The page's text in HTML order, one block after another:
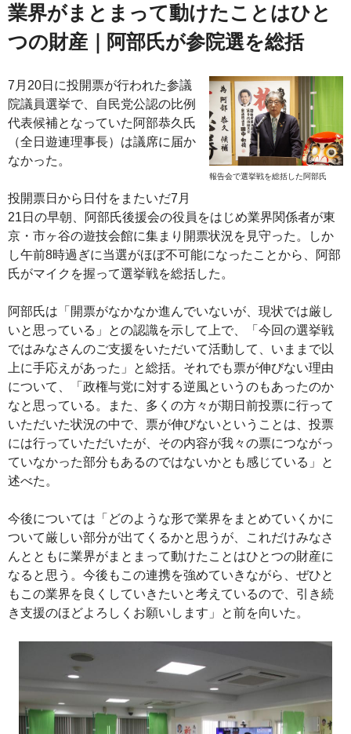
業界がまとまって動けたことはひと
つの財産｜阿部氏が参院選を総括
報告会で選挙戦を総括した阿部氏
7月20日に投開票が行われた参議
院議員選挙で、自民党公認の比例
代表候補となっていた阿部恭久氏
（全日遊連理事長）は議席に届か
なかった。
投開票日から日付をまたいだ7月
21日の早朝、阿部氏後援会の役員をはじめ業界関係者が東
京・市ヶ谷の遊技会館に集まり開票状況を見守った。しか
し午前8時過ぎに当選がほぼ不可能になったことから、阿部
氏がマイクを握って選挙戦を総括した。
阿部氏は「開票がなかなか進んでいないが、現状では厳し
いと思っている」との認識を示して上で、「今回の選挙戦
ではみなさんのご支援をいただいて活動して、いままで以
上に手応えがあった」と総括。それでも票が伸びない理由
について、「政権与党に対する逆風というのもあったのか
なと思っている。また、多くの方々が期日前投票に行って
いただいた状況の中で、票が伸びないということは、投票
には行っていただいたが、その内容が我々の票につながっ
ていなかった部分もあるのではないかとも感じている」と
述べた。
今後については「どのような形で業界をまとめていくかに
ついて厳しい部分が出てくるかと思うが、これだけみなさ
んとともに業界がまとまって動けたことはひとつの財産に
なると思う。今後もこの連携を強めていきながら、ぜひと
もこの業界を良くしていきたいと考えているので、引き続
き支援のほどよろしくお願いします」と前を向いた。